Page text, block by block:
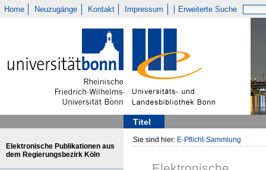
Home Neuzugänge Kontakt Impressum Erweiterte Suche
Titel
Elektronische Publikationen aus
dem Regierungsbezirk Köln
Sie sind hier: E-Pflicht-Sammlung